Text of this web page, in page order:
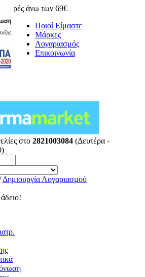
αγορές άνω των 69€
Ποιοί Είμαστε
Μάρκες
Λογαριασμός
Επικοινωνία
στο 2821003084 (Δευτέρα -
Δημιουργία Λογαριασμού